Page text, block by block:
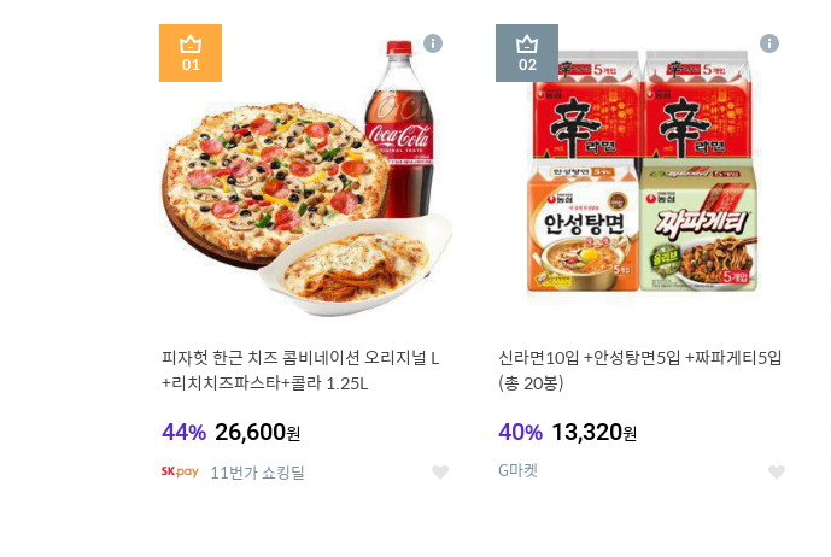
1
피자헛 한근 치즈 콤비네이션 오리지널 L
+리치치즈파스타+콜라 1.25L
44% 26,600원
11번가 쇼킹딜 좋
상
2
신라면10입 +안성탕면5입 +짜파게티5입
(총 20봉)
40% 13,320원
G마켓 좋
상